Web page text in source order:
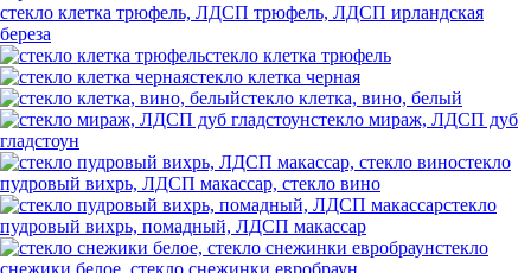
стекло клетка трюфель, ЛДСП трюфель, ЛДСП ирландская
береза
стекло клетка трюфель
стекло клетка черная
стекло клетка, вино, белый
стекло мираж, ЛДСП дуб
гладстоун
стекло
пудровый вихрь, ЛДСП макассар, стекло вино
стекло
пудровый вихрь, помадный, ЛДСП макассар
стекло
снежики белое, стекло снежинки евробраун